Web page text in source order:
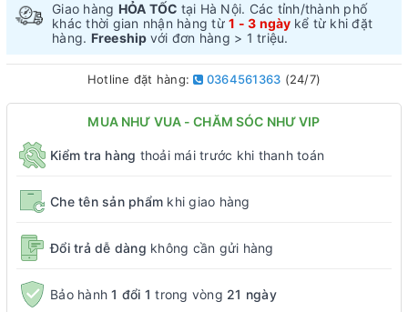
Giao hàng HỎA TỐC tại Hà Nội. Các tỉnh/thành phố
khác thời gian nhận hàng từ 1 - 3 ngày kể từ khi đặt
hàng. Freeship với đơn hàng > 1 triệu.
Hotline đặt hàng: 0364561363 (24/7)
MUA NHƯ VUA - CHĂM SÓC NHƯ VIP
Kiểm tra hàng thoải mái trước khi thanh toán
Che tên sản phẩm khi giao hàng
Đổi trả dễ dàng không cần gửi hàng
Bảo hành1 đổi 1 trong vòng 21 ngày